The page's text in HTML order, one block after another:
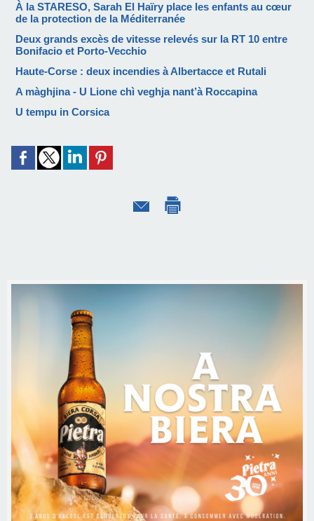
À la STARESO, Sarah El Haïry place les enfants au cœur
de la protection de la Méditerranée
Deux grands excès de vitesse relevés sur la RT 10 entre
Bonifacio et Porto-Vecchio
Haute-Corse : deux incendies à Albertacce et Rutali
A màghjina - U Lione chì veghja nant’à Roccapina
U tempu in Corsica